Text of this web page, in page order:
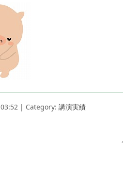
| Category: 講演実績